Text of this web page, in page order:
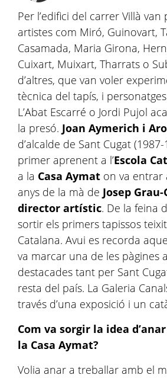
Per l’edifici del carrer Villà van
artistes com Miró, Guinovart,
Casamada, Maria Girona,
Cuixart, Muixart, Tharrats o
d’altres, que van voler
tècnica del tapís, i
L’Abat Escarré o Jordi Pujol
la presó. Joan Aymerich i
d’alcalde de Sant Cugat
primer aprenent a l’Escola
a la Casa Aymat on va entrar
anys de la mà de Josep
director artístic. De la feina
sortir els primers tapissos
Catalana. Avui es recorda
va marcar una de les pàgines
destacades tant per Sant
resta del país. La Galeria
través d’una exposició i un
Com va sorgir la idea
la Casa Aymat?
Volia anar a treballar amb el